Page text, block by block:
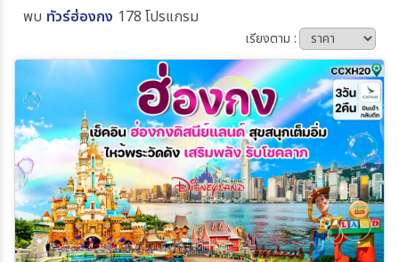
โซน
ประเทศ
เมือง
พบ ทัวร์ฮ่องกง 178 โปรแกรม
เรียงตาม :